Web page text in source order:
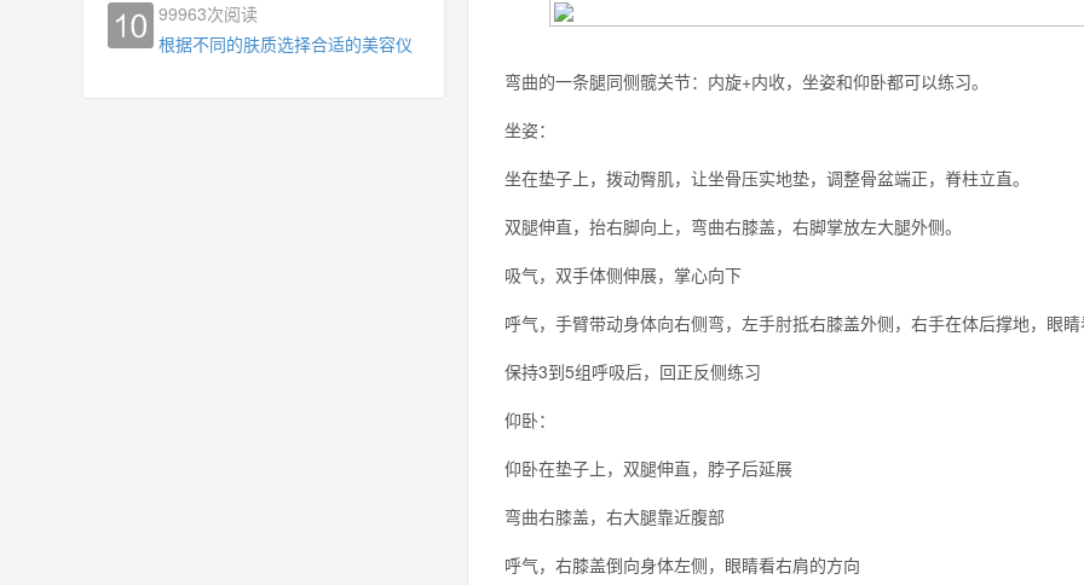
弯曲的一条腿同侧髋关节：内旋+内收，坐姿和仰卧都可以练习。
坐姿：
坐在垫子上，拨动臀肌，让坐骨压实地垫，调整骨盆端正，脊柱立直。
双腿伸直，抬右脚向上，弯曲右膝盖，右脚掌放左大腿外侧。
吸气，双手体侧伸展，掌心向下
呼气，手臂带动身体向右侧弯，左手肘抵右膝盖外侧，右手在体后撑地，眼
保持3到5组呼吸后，回正反侧练习
仰卧：
仰卧在垫子上，双腿伸直，脖子后延展
弯曲右膝盖，右大腿靠近腹部
呼气，右膝盖倒向身体左侧，眼睛看右肩的方向
99963次阅读
根据不同的肤质选择合适的美容仪器